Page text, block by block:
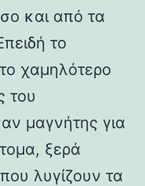
και από τα
το
χαμηλότερο
του
μαγνήτης για
ξερά
λυγίζουν τα